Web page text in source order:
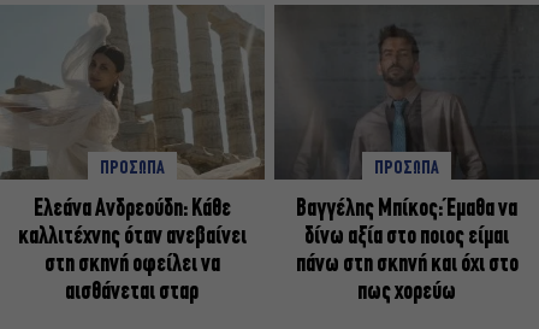
ΠΡΟΣΩΠΑ
Ελεάνα Ανδρεούδη: Κάθε
καλλιτέχνης όταν ανεβαίνει
στη σκηνή οφείλει να
αισθάνεται σταρ
ΠΡΟΣΩΠΑ
Βαγγέλης Μπίκος: Έμαθα να
δίνω αξία στο ποιος είμαι
πάνω στη σκηνή και όχι στο
πως χορεύω